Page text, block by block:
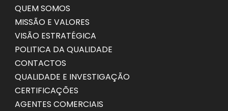
QUEM SOMOS
MISSÃO E VALORES
VISÃO ESTRATÉGICA
POLITICA DA QUALIDADE
CONTACTOS
QUALIDADE E INVESTIGAÇÃO
CERTIFICAÇÕES
AGENTES COMERCIAIS